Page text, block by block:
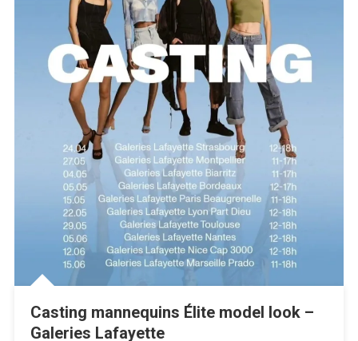
Casting mannequins Élite model look –
Galeries Lafayette